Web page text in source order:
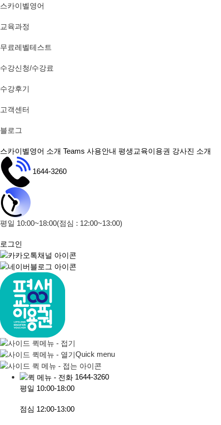
스카이벨영어
교육과정
무료레벨테스트
수강신청/수강료
수강후기
고객센터
블로그
스카이벨영어 소개 Teams 사용안내 평생교육이용권 강사진 소개
1644-3260
평일 10:00~18:00(점심 : 12:00~13:00)
로그인
Quick menu
1644-3260
평일 10:00-18:00
점심 12:00-13:00